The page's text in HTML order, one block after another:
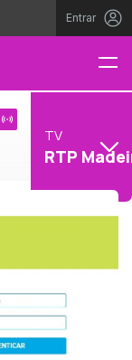
Entrar
TV
RTP